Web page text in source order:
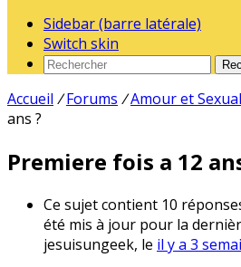
Sidebar (barre latérale)
Switch skin
Accueil / Forums /Amour et
ans ?
Premiere fois a 12
Ce sujet contient 10
été mis à jour pour la
jesuisungeek, le il y a 3